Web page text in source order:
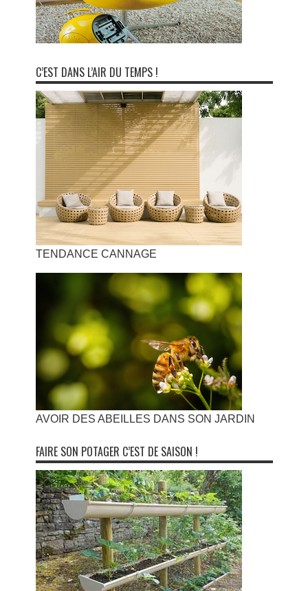
C’EST DANS L’AIR DU TEMPS !
TENDANCE CANNAGE
AVOIR DES ABEILLES DANS SON JARDIN
FAIRE SON POTAGER C’EST DE SAISON !